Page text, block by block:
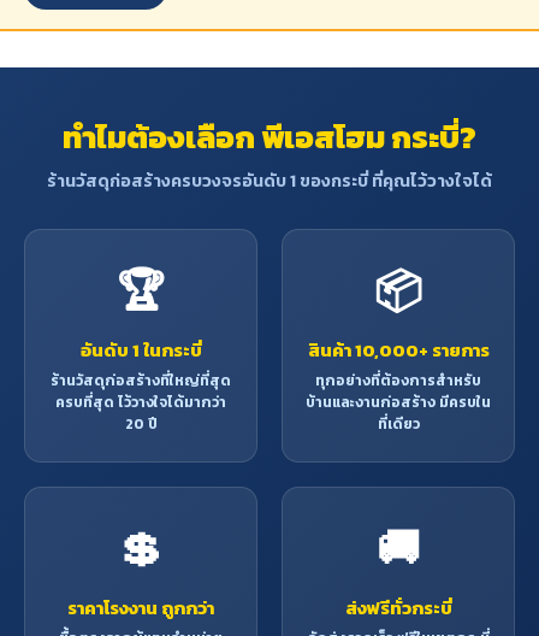
ทำไมต้องเลือก พีเอสโฮม กระบี่?
ร้านวัสดุก่อสร้างครบวงจรอันดับ 1 ของกระบี่ ที่คุณไว้วางใจได้
🏆
อันดับ 1 ในกระบี่
ร้านวัสดุก่อสร้างที่ใหญ่ที่สุด
ครบที่สุด ไว้วางใจได้มากว่า
20 ปี
📦
สินค้า 10,000+ รายการ
ทุกอย่างที่ต้องการสำหรับ
บ้านและงานก่อสร้าง มีครบใน
ที่เดียว
💲
ราคาโรงงาน ถูกกว่า
🚚
ส่งฟรีทั่วกระบี่